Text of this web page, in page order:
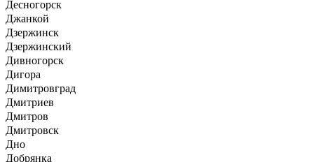
Десногорск
Джанкой
Дзержинск
Дзержинский
Дивногорск
Дигора
Димитровград
Дмитриев
Дмитров
Дмитровск
Дно
Добрянка